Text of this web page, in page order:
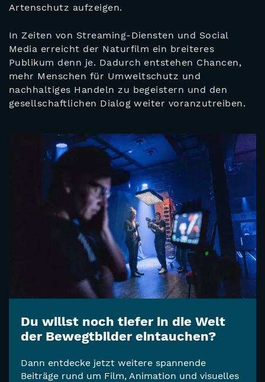
Artenschutz aufzeigen.
In Zeiten von Streaming-Diensten und Social
Media erreicht der Naturfilm ein breiteres
Publikum denn je. Dadurch entstehen Chancen,
mehr Menschen für Umweltschutz und
nachhaltiges Handeln zu begeistern und den
gesellschaftlichen Dialog weiter voranzutreiben.
Du willst noch tiefer in die Welt
der Bewegtbilder eintauchen?
Dann entdecke jetzt weitere spannende
Beiträge rund um Film, Animation und visuelles